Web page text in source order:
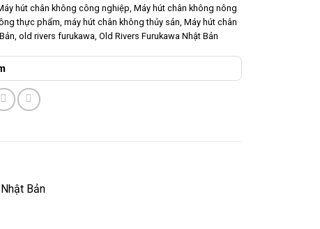
hút chân không công nghiệp Máy hút chân không nông
thực phẩm máy hút chân không thủy sản Máy hút chân
old rivers furukawa Old Rivers Furukawa Nhật Bản
Bản